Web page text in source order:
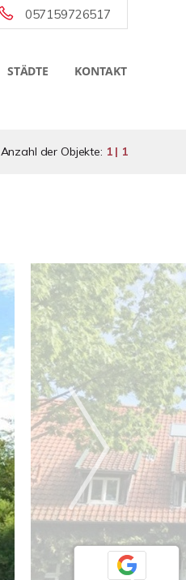
057159726517
STÄDTE KONTAKT
Anzahl der Objekte: 1 | 1